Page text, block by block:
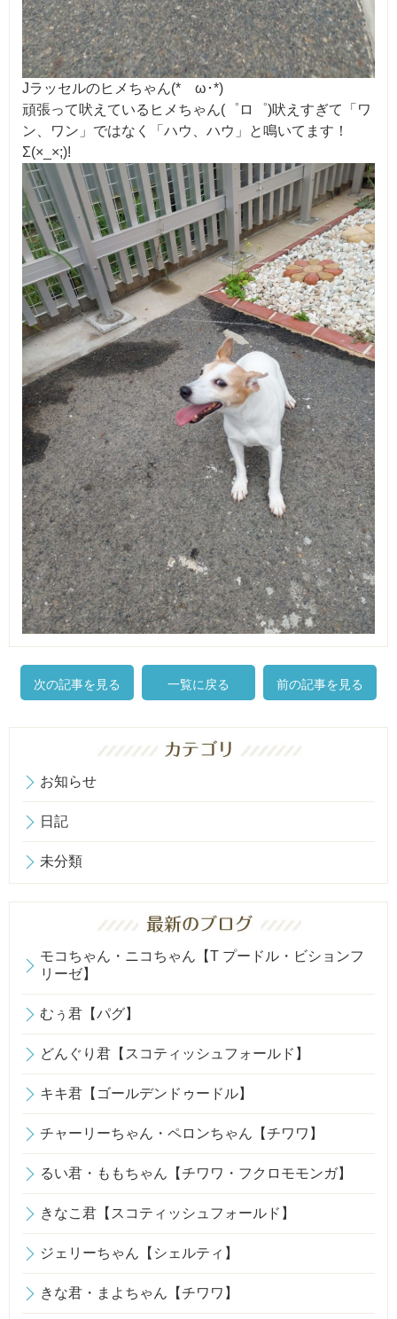
Jラッセルのヒメちゃん(*ゝω･*)
頑張って吠えているヒメちゃん(゜ロ゜)吠えすぎて「ワ
ン、ワン」ではなく「ハウ、ハウ」と鳴いてます！
Σ(×_×;)!
次の記事を見る 一覧に戻る 前の記事を見る
お知らせ
日記
未分類
モコちゃん・ニコちゃん【T プードル・ビションフ
リーゼ】
むぅ君【パグ】
どんぐり君【スコティッシュフォールド】
キキ君【ゴールデンドゥードル】
チャーリーちゃん・ペロンちゃん【チワワ】
るい君・ももちゃん【チワワ・フクロモモンガ】
きなこ君【スコティッシュフォールド】
ジェリーちゃん【シェルティ】
きな君・まよちゃん【チワワ】